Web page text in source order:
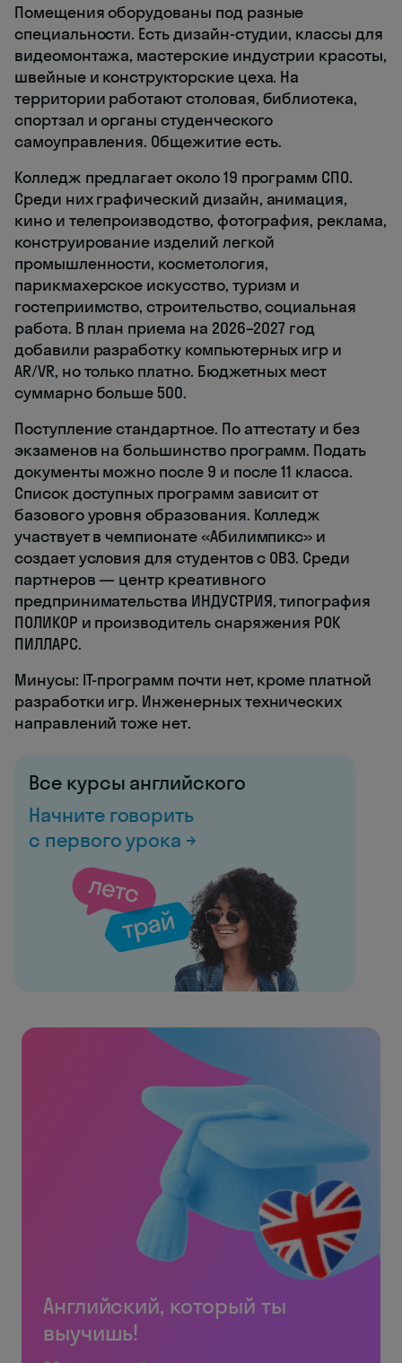
Помещения оборудованы под разные
специальности. Есть дизайн-студии, классы для
видеомонтажа, мастерские индустрии красоты,
швейные и конструкторские цеха. На
территории работают столовая, библиотека,
спортзал и органы студенческого
самоуправления. Общежитие есть.
Колледж предлагает около 19 программ СПО.
Среди них графический дизайн, анимация,
кино и телепроизводство, фотография, реклама,
конструирование изделий легкой
промышленности, косметология,
парикмахерское искусство, туризм и
гостеприимство, строительство, социальная
работа. В план приема на 2026–2027 год
добавили разработку компьютерных игр и
AR/VR, но только платно. Бюджетных мест
суммарно больше 500.
Поступление стандартное. По аттестату и без
экзаменов на большинство программ. Подать
документы можно после 9 и после 11 класса.
Список доступных программ зависит от
базового уровня образования. Колледж
участвует в чемпионате «Абилимпикс» и
создает условия для студентов с ОВЗ. Среди
партнеров — центр креативного
предпринимательства ИНДУСТРИЯ, типография
ПОЛИКОР и производитель снаряжения РОК
ПИЛЛАРС.
Минусы: IT-программ почти нет, кроме платной
разработки игр. Инженерных технических
направлений тоже нет.
Все курсы английского
Начните говорить
с первого урока →
Английский, который ты
выучишь!